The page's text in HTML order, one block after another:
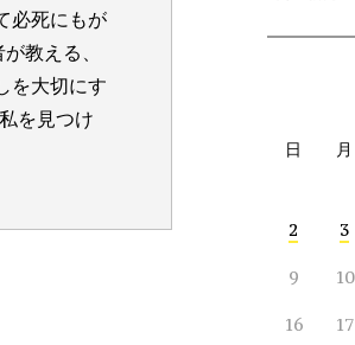
必死にもが
教える、
を大切にす
を見つけ
日 月
2 3
9 10
16 17